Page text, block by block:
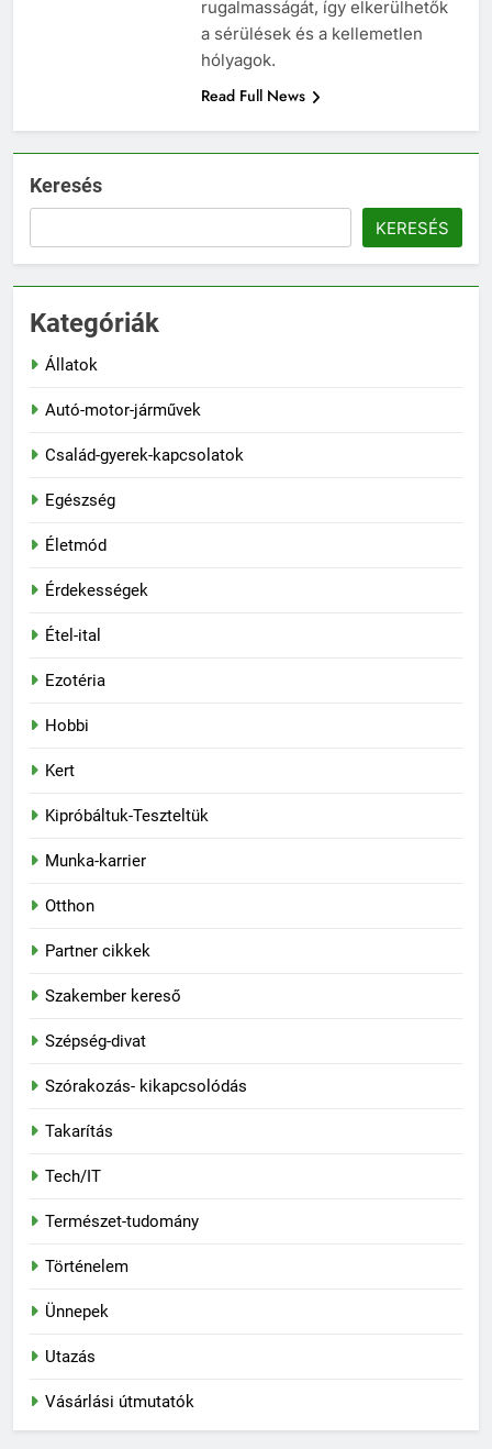
rugalmasságát, így elkerülhetők
a sérülések és a kellemetlen
hólyagok.
Read Full News
Keresés
KERESÉS
Kategóriák
Állatok
Autó-motor-járművek
Család-gyerek-kapcsolatok
Egészség
Életmód
Érdekességek
Étel-ital
Ezotéria
Hobbi
Kert
Kipróbáltuk-Teszteltük
Munka-karrier
Otthon
Partner cikkek
Szakember kereső
Szépség-divat
Szórakozás- kikapcsolódás
Takarítás
Tech/IT
Természet-tudomány
Történelem
Ünnepek
Utazás
Vásárlási útmutatók